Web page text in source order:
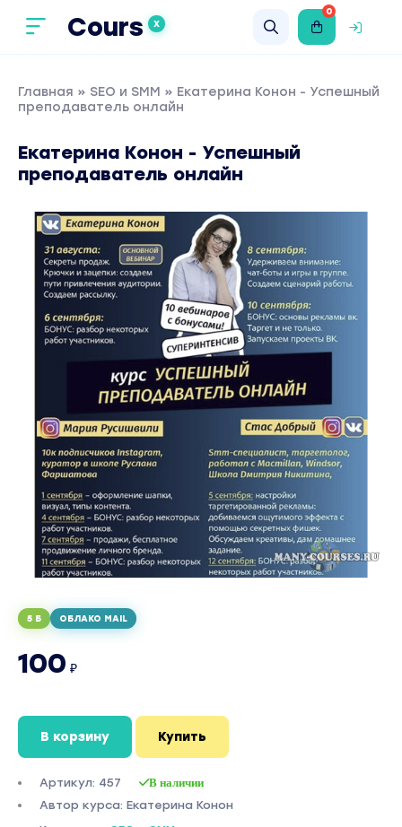
Cours X
0
Главная » SEO и SMM » Екатерина Конон - Успешный
преподаватель онлайн
Екатерина Конон - Успешный
преподаватель онлайн
5 Б ОБЛАКО MAIL
100 ₽
В корзину Купить
Артикул: 457 В наличии
Автор курса: Екатерина Конон